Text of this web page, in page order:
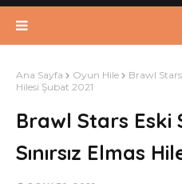
Ana Sayfa Oyun Hile
Brawl
Hilesi Şubat 2021
Brawl Stars Eski
Sınırsız Elmas